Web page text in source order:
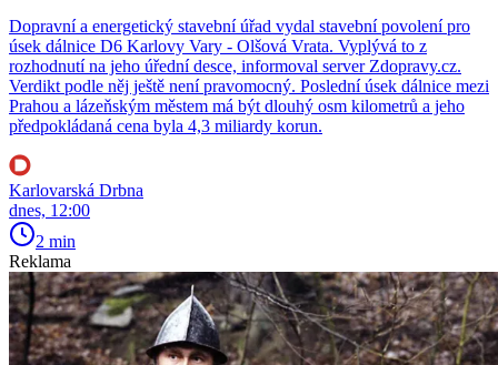
Dopravní a energetický stavební úřad vydal stavební povolení pro
úsek dálnice D6 Karlovy Vary - Olšová Vrata. Vyplývá to z
rozhodnutí na jeho úřední desce, informoval server Zdopravy.cz.
Verdikt podle něj ještě není pravomocný. Poslední úsek dálnice mezi
Prahou a lázeňským městem má být dlouhý osm kilometrů a jeho
předpokládaná cena byla 4,3 miliardy korun.
Karlovarská Drbna
dnes, 12:00
2 min
Reklama